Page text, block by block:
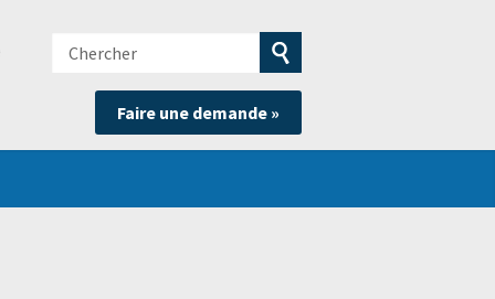
Chercher
Soumettre
la
recherche
Faire une demande »